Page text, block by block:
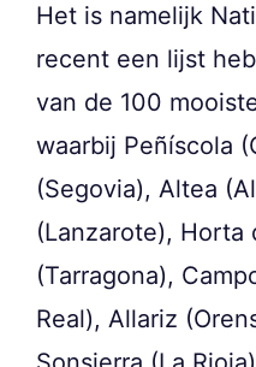
Het is namelijk
recent een lijst
van de 100
waarbij Peñíscola
(Segovia), Altea
(Lanzarote), Horta
(Tarragona),
Real), Allariz